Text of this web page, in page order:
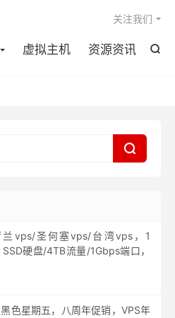

虚拟主机 资源资讯
关注我们

兰vps/圣何塞vps/台湾vps，1
硬盘/4TB流量/1Gbps端口，
色星期五，八周年促销，VPS年